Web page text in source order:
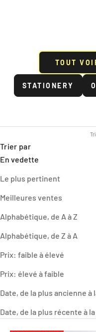
TOUT
STATIONERY
Trier par
En vedette
Le plus pertinent
Meilleures ventes
Alphabétique, de A à Z
Alphabétique, de Z à A
Prix: faible à élevé
Prix: élevé à faible
Date, de la plus ancienne à
Date, de la plus récente à